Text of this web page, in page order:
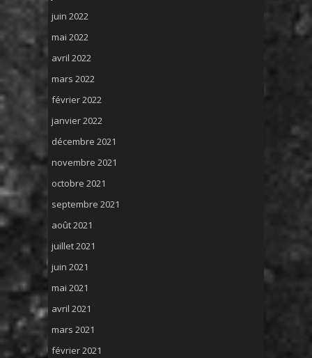
juin 2022
mai 2022
avril 2022
mars 2022
février 2022
janvier 2022
décembre 2021
novembre 2021
octobre 2021
septembre 2021
août 2021
juillet 2021
juin 2021
mai 2021
avril 2021
mars 2021
février 2021